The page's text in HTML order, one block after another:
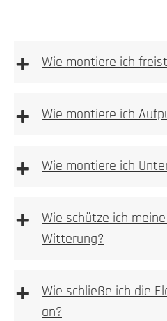
+ Wie montiere ich
+ Wie montiere ich
+ Wie montiere ich
+
Wie schütze ich
Witterung?
+
Wie schließe ich die
an?